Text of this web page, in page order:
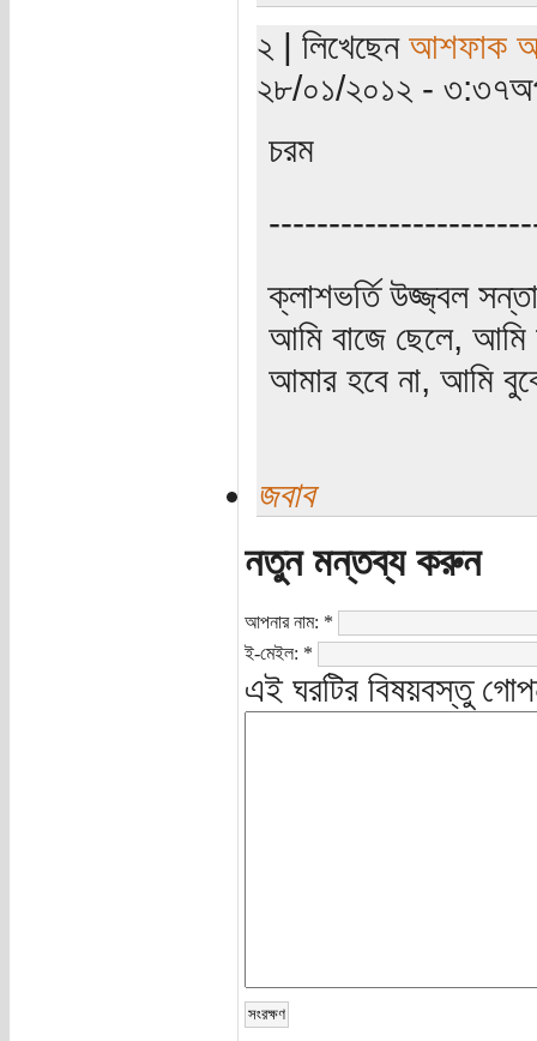
২ | লিখেছেন আশফাক
২৮/০১/২০১২ -
চরম
ক্লাশভর্তি উজ্জ্বল
আমি বাজে ছেলে, আমি
আমার হবে না, আমি
জবাব
নতুন মন্তব্য করুন
আপনার নাম: *
ই-মেইল: *
এই ঘরটির বিষয়বস্তু